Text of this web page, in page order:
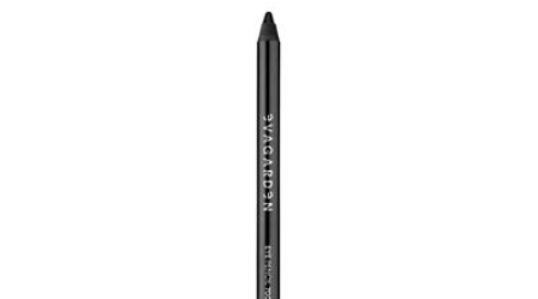
Påfør langs øjenkonturen og blend med EVAGARDEN-